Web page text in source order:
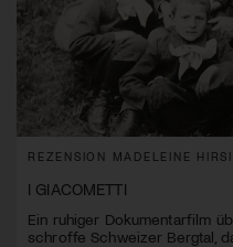
REZENSION MADELEINE
I GIACOMETTI
Ein ruhiger Dokumentarfilm
schroffe Schweizer Bergtal,